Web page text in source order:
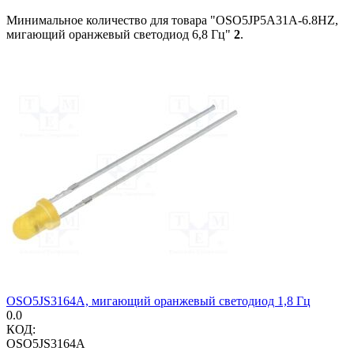
Минимальное количество для товара "OSO5JP5A31A-6.8HZ,
мигающий оранжевый светодиод 6,8 Гц" 2.
OSO5JS3164A, мигающий оранжевый светодиод 1,8 Гц
0.0
КОД:
OSO5JS3164A